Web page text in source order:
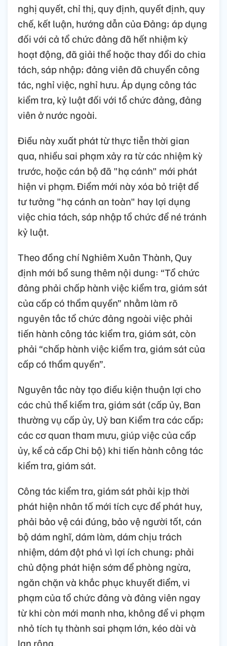
nghị quyết, chỉ thị, quy định, quyết định, quy
chế, kết luận, hướng dẫn của Đảng; áp dụng
đối với cả tổ chức đảng đã hết nhiệm kỳ
hoạt động, đã giải thể hoặc thay đổi do chia
tách, sáp nhập; đảng viên đã chuyển công
tác, nghỉ việc, nghỉ hưu. Áp dụng công tác
kiểm tra, kỷ luật đối với tổ chức đảng, đảng
viên ở nước ngoài.
Điều này xuất phát từ thực tiễn thời gian
qua, nhiều sai phạm xảy ra từ các nhiệm kỳ
trước, hoặc cán bộ đã "hạ cánh" mới phát
hiện vi phạm. Điểm mới này xóa bỏ triệt để
tư tưởng "hạ cánh an toàn" hay lợi dụng
việc chia tách, sáp nhập tổ chức để né tránh
kỷ luật.
Theo đồng chí Nghiêm Xuân Thành, Quy
định mới bổ sung thêm nội dung: “Tổ chức
đảng phải chấp hành việc kiểm tra, giám sát
của cấp có thẩm quyền” nhằm làm rõ
nguyên tắc tổ chức đảng ngoài việc phải
tiến hành công tác kiểm tra, giám sát, còn
phải “chấp hành việc kiểm tra, giám sát của
cấp có thẩm quyền”.
Nguyên tắc này tạo điều kiện thuận lợi cho
các chủ thể kiểm tra, giám sát (cấp ủy, Ban
thường vụ cấp ủy, Uỷ ban Kiểm tra các cấp;
các cơ quan tham mưu, giúp việc của cấp
ủy, kể cả cấp Chi bộ) khi tiến hành công tác
kiểm tra, giám sát.
Công tác kiểm tra, giám sát phải kịp thời
phát hiện nhân tố mới tích cực để phát huy,
phải bảo vệ cái đúng, bảo vệ người tốt, cán
bộ dám nghĩ, dám làm, dám chịu trách
nhiệm, dám đột phá vì lợi ích chung; phải
chủ động phát hiện sớm để phòng ngừa,
ngăn chặn và khắc phục khuyết điểm, vi
phạm của tổ chức đảng và đảng viên ngay
từ khi còn mới manh nha, không để vi phạm
nhỏ tích tụ thành sai phạm lớn, kéo dài và
lan rộng.